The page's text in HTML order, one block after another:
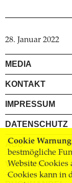
Cookie Warnung
bestmögliche
Website Cookies
Cookies kann in
28. Januar 2022
MEDIA
KONTAKT
IMPRESSUM
DATENSCHUTZ
AGB
VERSAND